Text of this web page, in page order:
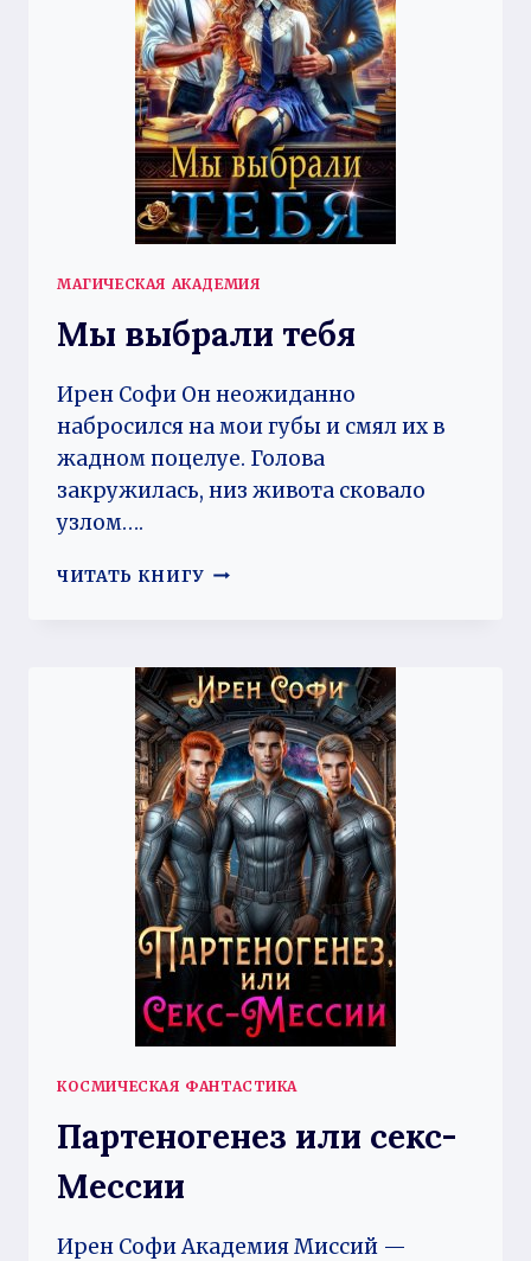
МАГИЧЕСКАЯ АКАДЕМИЯ
Мы выбрали тебя
Ирен Софи Он неожиданно
набросился на мои губы и смял их в
жадном поцелуе. Голова
закружилась, низ живота сковало
узлом….
ЧИТАТЬ КНИГУ МЫ
КОСМИЧЕСКАЯ ФАНТАСТИКА
Партеногенез или секс-
Мессии
Ирен Софи Академия Миссий —